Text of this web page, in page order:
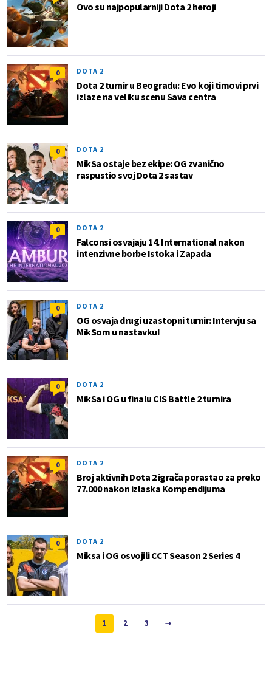
Ovo su najpopularniji Dota 2 heroji
0 DOTA 2
Dota 2 turnir u Beogradu: Evo koji timovi prvi
izlaze na veliku scenu Sava centra
0 DOTA 2
MikSa ostaje bez ekipe: OG zvanično
raspustio svoj Dota 2 sastav
0 DOTA 2
Falconsi osvajaju 14. International nakon
intenzivne borbe Istoka i Zapada
0 DOTA 2
OG osvaja drugi uzastopni turnir: Intervju sa
MikSom u nastavku!
0 DOTA 2
MikSa i OG u finalu CIS Battle 2 turnira
0 DOTA 2
Broj aktivnih Dota 2 igrača porastao za preko
77.000 nakon izlaska Kompendijuma
0 DOTA 2
Miksa i OG osvojili CCT Season 2 Series 4
1 2 3